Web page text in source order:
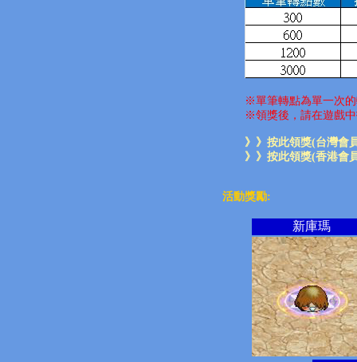
※單筆轉點為單一次
※領獎後，請在遊戲
》》按此領獎(台灣會
》》按此領獎(香港會
活動獎勵:
新庫瑪